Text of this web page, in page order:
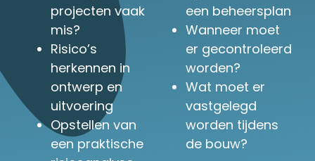
projecten vaak
mis?
Risico’s
herkennen in
ontwerp en
uitvoering
Opstellen van
een praktische
een beheersplan
Wanneer moet
er gecontroleerd
worden?
Wat moet er
vastgelegd
worden tijdens
de bouw?